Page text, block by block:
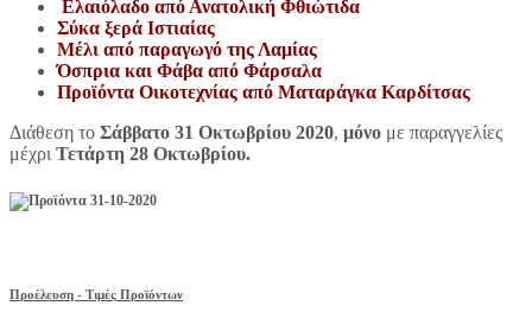
Ελαιόλαδο από Ανατολική Φθιώτιδα
Σύκα ξερά Ιστιαίας
Μέλι από παραγωγό της Λαμίας
Όσπρια και Φάβα από Φάρσαλα
Προϊόντα Οικοτεχνίας από Ματαράγκα Καρδίτσας
Διάθεση το Σάββατο 31 Οκτωβρίου 2020, μόνο με παραγγελίες
μέχρι Τετάρτη 28 Οκτωβρίου.
Προέλευση - Τιμές Προϊόντων